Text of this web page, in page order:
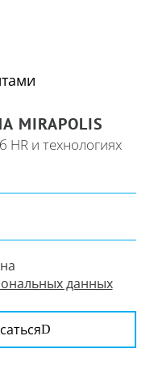
MIRAPOLIS
HR и технологиях
данных